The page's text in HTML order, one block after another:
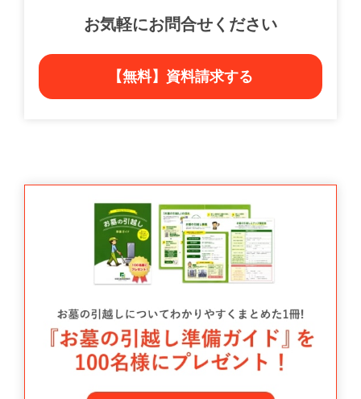
お気軽にお問合せください
【無料】資料請求する